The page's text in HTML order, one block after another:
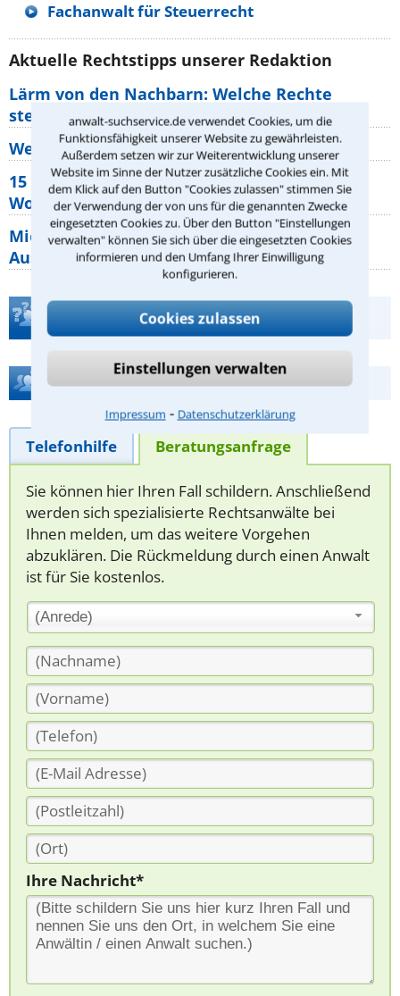
anwalt-suchservice.de verwendet Cookies, um die
Funktionsfähigkeit unserer Website zu gewährleisten.
Außerdem setzen wir zur Weiterentwicklung unserer
Website im Sinne der Nutzer zusätzliche Cookies ein. Mit
dem Klick auf den Button "Cookies zulassen" stimmen Sie
der Verwendung der von uns für die genannten Zwecke
eingesetzten Cookies zu. Über den Button "Einstellungen
verwalten" können Sie sich über die eingesetzten Cookies
informieren und den Umfang Ihrer Einwilligung
konfigurieren.
Cookies zulassen
Einstellungen verwalten
Impressum ⁃ Datenschutzerklärung
Fachanwalt für Steuerrecht
Aktuelle Rechtstipps unserer Redaktion
Lärm von den Nachbarn: Welche Rechte
stehen mir zu?
Wer muss Zweitwohnungssteuer zahlen?
15 elementare Rechte, die jeder
Wohnungseigentümer kennen sollte
Mietpreisbremse 2026: Alle Regeln,
Ausnahmen und Rechte für Mieter
Teste Dein Rechtswissen
Hilfe bei Ihrer Anwaltsuche?
Telefonhilfe Beratungsanfrage
Sie können hier Ihren Fall schildern. Anschließend
werden sich spezialisierte Rechtsanwälte bei
Ihnen melden, um das weitere Vorgehen
abzuklären. Die Rückmeldung durch einen Anwalt
ist für Sie kostenlos.
(Anrede)
Ihre Nachricht*